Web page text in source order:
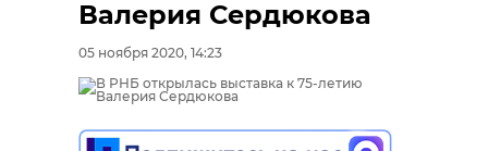
Валерия Сердюкова
05 ноября 2020, 14:23